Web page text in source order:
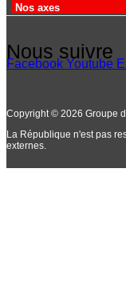
Nos axes
Nous suivre
Facebook Youtube
Copyright © 2026 Groupe
La République n'est pas
externes.